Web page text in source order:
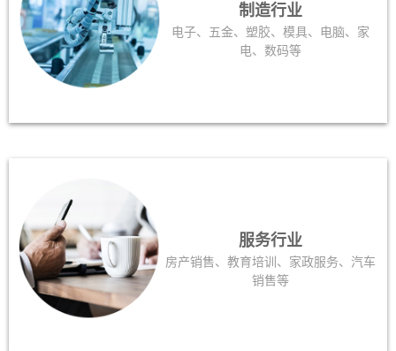
制造行业
电子、五金、塑胶、模具、电脑、家
电、数码等
服务行业
房产销售、教育培训、家政服务、汽车
销售等